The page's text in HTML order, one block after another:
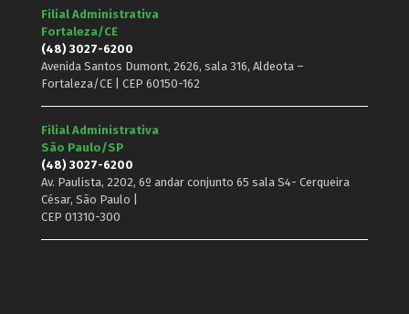
Filial Administrativa
Fortaleza/CE
(48) 3027-6200
Avenida Santos Dumont, 2626, sala 316, Aldeota –
Fortaleza/CE | CEP 60150-162
Filial Administrativa
São Paulo/SP
(48) 3027-6200
Av. Paulista, 2202, 6º andar conjunto 65 sala S4- Cerqueira
César, São Paulo |
CEP 01310-300